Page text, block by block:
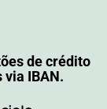
de crédito
IBAN.